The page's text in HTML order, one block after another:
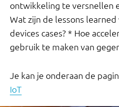
ontwikkeling te versnellen
Wat zijn de lessons
devices cases? * Hoe
gebruik te maken van
Je kan je onderaan de
IoT